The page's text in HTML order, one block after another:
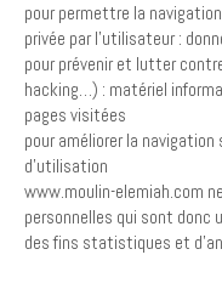
pour permettre la
privée par l’utilisateur :
pour prévenir et lutter
hacking…) : matériel
pages visitées
pour améliorer la
d’utilisation
www.moulin-elemiah.com
personnelles qui sont donc
des fins statistiques et